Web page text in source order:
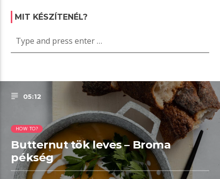
MIT KÉSZÍTENÉL?
05:12
HOW TO?
Butternut tök leves – Broma
pékség